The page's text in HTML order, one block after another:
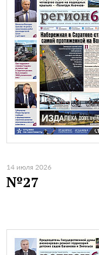
14 июля 2026
№27